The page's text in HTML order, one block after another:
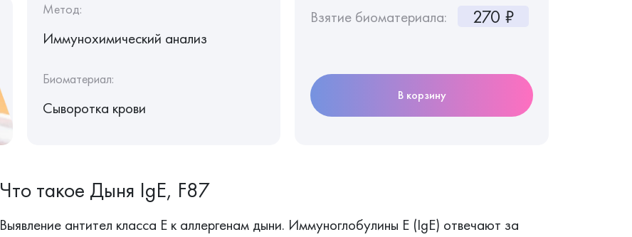
Метод:
Иммунохимический анализ
Биоматериал:
Сыворотка крови
Взятие биоматериала: 270 ₽
В корзину
Что такое Дыня IgE, F87
Выявление антител класса Е к аллергенам дыни. Иммуноглобулины Е (IgE) отвечают за